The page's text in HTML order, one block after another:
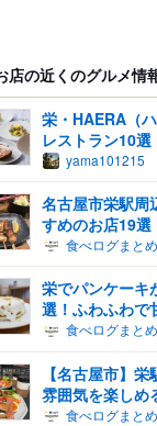
店の近くのグルメ情
栄・HAERA（
レストラン10選
yama101215
名古屋市栄駅周
すめのお店19選
食べログまと
栄でパンケーキ
選！ふわふわで
食べログまと
【名古屋市】
雰囲気を楽しめ
食べログまと